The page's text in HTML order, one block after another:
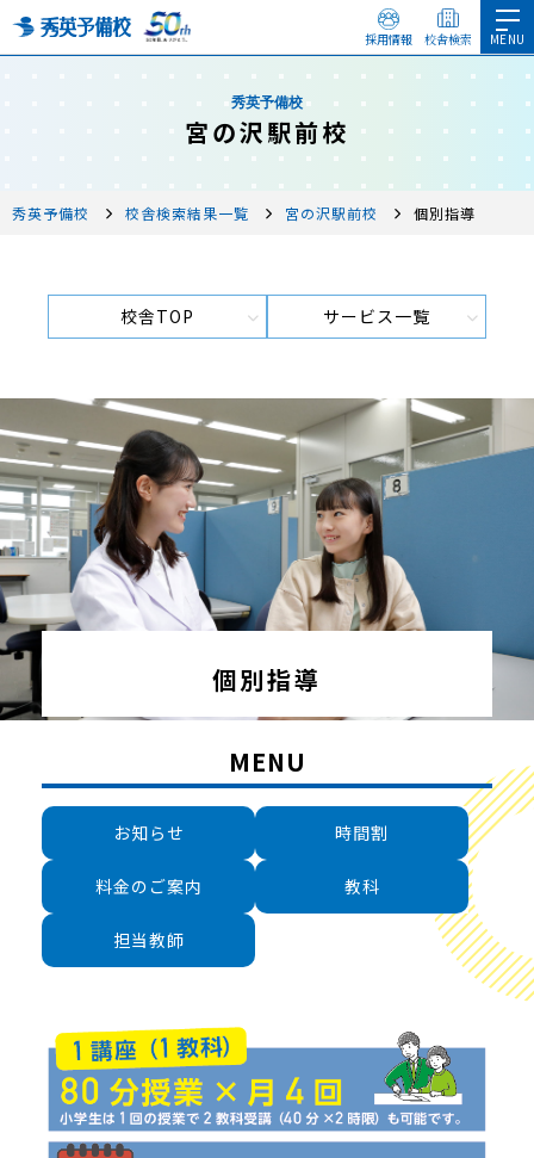
採用情報 校舎検索
秀英予備校
宮の沢駅前校
秀英予備校 校舎検索結果一覧 宮の沢駅前校 個別指導
校舎TOP サービス一覧
個別指導
MENU
お知らせ 時間割
料金のご案内 教科
担当教師